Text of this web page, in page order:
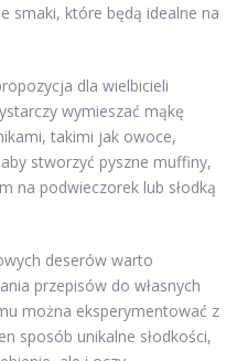
smaki, które będą idealne na
dla wielbicieli
wymieszać mąkę
takimi jak owoce,
stworzyć pyszne muffiny,
na podwieczorek lub słodką
deserów warto
przepisów do własnych
można eksperymentować z
sposób unikalne słodkości,